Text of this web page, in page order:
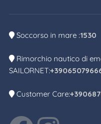
Soccorso in mare :1530
Rimorchio nautico di
SAILORNET:
Customer Care: